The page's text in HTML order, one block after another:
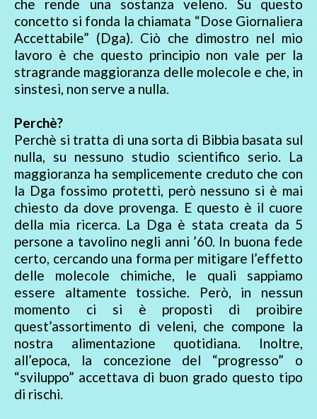
che rende una sostanza veleno. Su questo
concetto si fonda la chiamata “Dose Giornaliera
Accettabile” (Dga). Ciò che dimostro nel mio
lavoro è che questo principio non vale per la
stragrande maggioranza delle molecole e che, in
sinstesi, non serve a nulla.
Perchè?
Perchè si tratta di una sorta di Bibbia basata sul
nulla, su nessuno studio scientifico serio. La
maggioranza ha semplicemente creduto che con
la Dga fossimo protetti, però nessuno si è mai
chiesto da dove provenga. E questo è il cuore
della mia ricerca. La Dga è stata creata da 5
persone a tavolino negli anni ’60. In buona fede
certo, cercando una forma per mitigare l’effetto
delle molecole chimiche, le quali sappiamo
essere altamente tossiche. Però, in nessun
momento ci si è proposti di proibire
quest’assortimento di veleni, che compone la
nostra alimentazione quotidiana. Inoltre,
all’epoca, la concezione del “progresso” o
“sviluppo” accettava di buon grado questo tipo
di rischi.